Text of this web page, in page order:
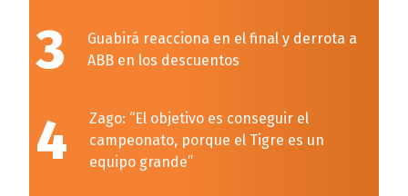
3
Guabirá reacciona en el final y derrota a
ABB en los descuentos
4
Zago: “El objetivo es conseguir el
campeonato, porque el Tigre es un
equipo grande”